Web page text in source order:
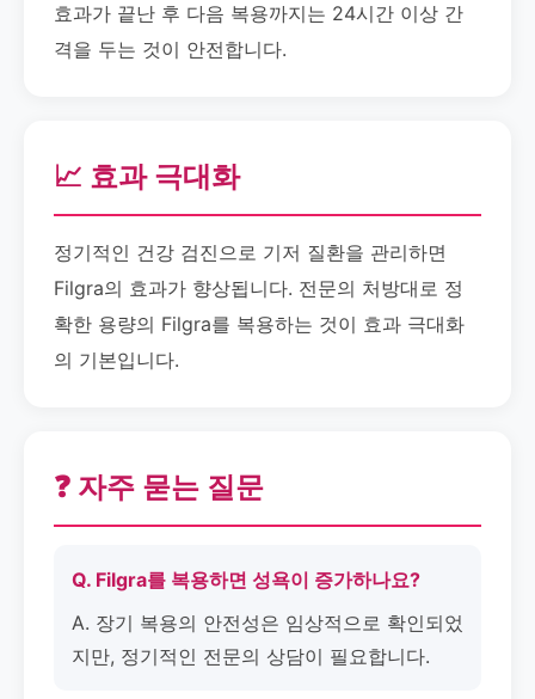
효과가 끝난 후 다음 복용까지는 24시간 이상 간
격을 두는 것이 안전합니다.
📈 효과 극대화
정기적인 건강 검진으로 기저 질환을 관리하면
Filgra의 효과가 향상됩니다. 전문의 처방대로 정
확한 용량의 Filgra를 복용하는 것이 효과 극대화
의 기본입니다.
❓ 자주 묻는 질문
Q. Filgra를 복용하면 성욕이 증가하나요?
A. 장기 복용의 안전성은 임상적으로 확인되었
지만, 정기적인 전문의 상담이 필요합니다.